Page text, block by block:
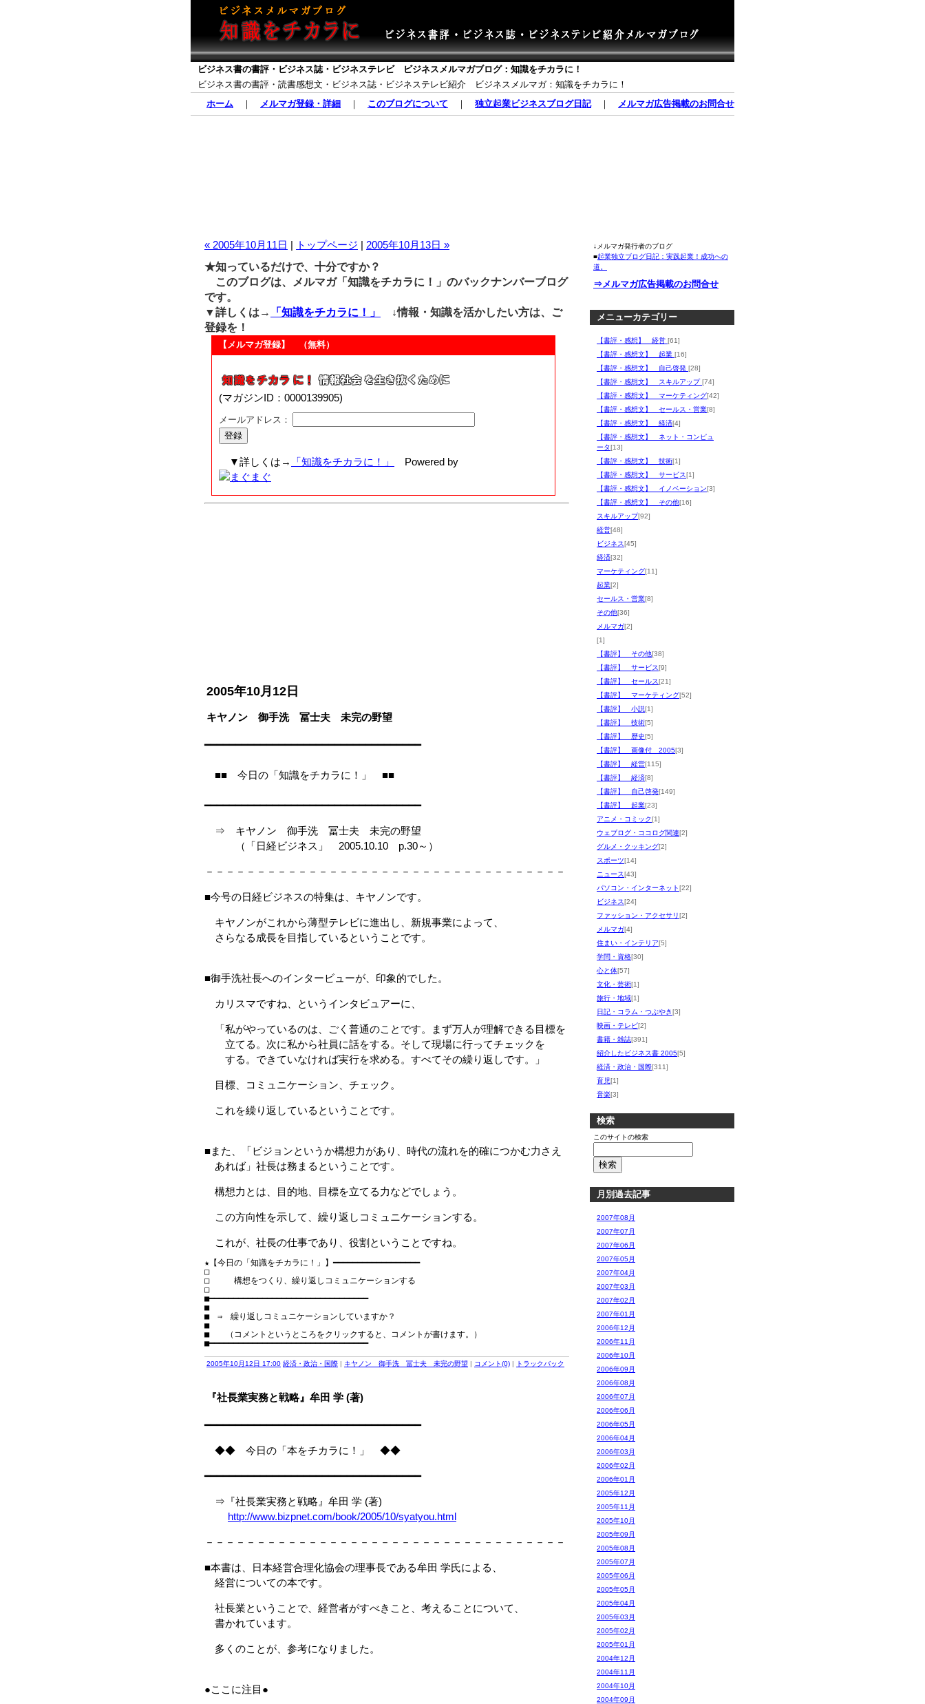
ビジネス書の書評・ビジネス誌・ビジネステレビ ビジネスメルマガブログ：知識をチカラに！
ビジネス書の書評・読書感想文・ビジネス誌・ビジネステレビ紹介 ビジネスメルマガ：知識をチカラに！
ホーム ｜ メルマガ登録・詳細 ｜ このブログについて ｜ 独立起業ビジネスブログ日記｜ メルマガ広告掲載のお問合せ
↓メルマガ発行者のブログ
■起業独立ブログ日記：実践起業！成功への
道。
⇒メルマガ広告掲載のお問合せ
メニューカテゴリー
【書評・感想】 経営 [61]
【書評・感想文】 起業 [16]
【書評・感想文】 自己啓発 [28]
【書評・感想文】 スキルアップ[74]
【書評・感想文】 マーケティング[42]
【書評・感想文】 セールス・営業[8]
【書評・感想文】 経済[4]
【書評・感想文】 ネット・コンピュ
ータ[13]
【書評・感想文】 技術[1]
【書評・感想文】 サービス[1]
【書評・感想文】 イノベーション[3]
【書評・感想文】 その他[16]
スキルアップ[92]
経営[48]
ビジネス[45]
経済[32]
マーケティング[11]
起業[2]
セールス・営業[8]
その他[36]
メルマガ[2]
[1]
【書評】 その他[38]
【書評】 サービス[9]
【書評】 セールス[21]
【書評】 マーケティング[52]
【書評】 小説[1]
【書評】 技術[5]
【書評】 歴史[5]
【書評】 画像付 2005[3]
【書評】 経営[115]
【書評】 経済[8]
【書評】 自己啓発[149]
【書評】 起業[23]
アニメ・コミック[1]
ウェブログ・ココログ関連[2]
グルメ・クッキング[2]
スポーツ[14]
ニュース[43]
パソコン・インターネット[22]
ビジネス[24]
ファッション・アクセサリ[2]
メルマガ[4]
住まい・インテリア[5]
学問・資格[30]
心と体[57]
文化・芸術[1]
旅行・地域[1]
日記・コラム・つぶやき[3]
映画・テレビ[2]
書籍・雑誌[391]
紹介したビジネス書 2005[5]
経済・政治・国際[311]
育児[1]
音楽[3]
検索
このサイトの検索
月別過去記事
2007年08月
2007年07月
2007年06月
2007年05月
2007年04月
2007年03月
2007年02月
2007年01月
2006年12月
2006年11月
2006年10月
2006年09月
2006年08月
2006年07月
2006年06月
2006年05月
2006年04月
2006年03月
2006年02月
2006年01月
2005年12月
2005年11月
2005年10月
2005年09月
2005年08月
2005年07月
2005年06月
2005年05月
2005年04月
2005年03月
2005年02月
2005年01月
2004年12月
2004年11月
2004年10月
2004年09月
« 2005年10月11日 | トップページ | 2005年10月13日 »
★知っているだけで、十分ですか？
このブログは、メルマガ「知識をチカラに！」のバックナンバーブログ
です。
▼詳しくは→
「知識をチカラに！」
↓情報・知識を活かしたい方は、ご
登録を！
【メルマガ登録】 （無料）
(マガジンID：0000139905)
メールアドレス：
▼詳しくは→ 「知識をチカラに！」 Powered by
2005年10月12日
キヤノン 御手洗 冨士夫 未完の野望
━━━━━━━━━━━━━━━━━━━━━━━━━━━━━━━━━━━
■■ 今日の「知識をチカラに！」 ■■
━━━━━━━━━━━━━━━━━━━━━━━━━━━━━━━━━━━
⇒ キヤノン 御手洗 冨士夫 未完の野望
（「日経ビジネス」 2005.10.10 p.30～）
－－－－－－－－－－－－－－－－－－－－－－－－－－－－－－－－－－－
■今号の日経ビジネスの特集は、キヤノンです。
キヤノンがこれから薄型テレビに進出し、新規事業によって、
さらなる成長を目指しているということです。
■御手洗社長へのインタービューが、印象的でした。
カリスマですね、というインタビュアーに、
「私がやっているのは、ごく普通のことです。まず万人が理解できる目標を
立てる。次に私から社員に話をする。そして現場に行ってチェックを
する。できていなければ実行を求める。すべてその繰り返しです。」
目標、コミュニケーション、チェック。
これを繰り返しているということです。
■また、「ビジョンというか構想力があり、時代の流れを的確につかむ力さえ
あれば」社長は務まるということです。
構想力とは、目的地、目標を立てる力などでしょう。
この方向性を示して、繰り返しコミュニケーションする。
これが、社長の仕事であり、役割ということですね。
★【今日の「知識をチカラに！」】━━━━━━━━━━━━━━━━━━
□
□　　　構想をつくり、繰り返しコミュニケーションする
□
■━━━━━━━━━━━━━━━━━━━━━━━━━━━━━━━━━
■
■　⇒　繰り返しコミュニケーションしていますか？
■
■　　（コメントというところをクリックすると、コメントが書けます。）
2005年10月12日 17:00 経済・政治・国際 | キヤノン 御手洗 冨士夫 未完の野望 | コメント(0) | トラックバック
『社長業実務と戦略』牟田 学 (著)
━━━━━━━━━━━━━━━━━━━━━━━━━━━━━━━━━━━
◆◆ 今日の「本をチカラに！」 ◆◆
━━━━━━━━━━━━━━━━━━━━━━━━━━━━━━━━━━━
⇒『社長業実務と戦略』牟田 学 (著)
http://www.bizpnet.com/book/2005/10/syatyou.html
－－－－－－－－－－－－－－－－－－－－－－－－－－－－－－－－－－－
■本書は、日本経営合理化協会の理事長である牟田 学氏による、
経営についての本です。
社長業ということで、経営者がすべきこと、考えることについて、
書かれています。
多くのことが、参考になりました。
●ここに注目●